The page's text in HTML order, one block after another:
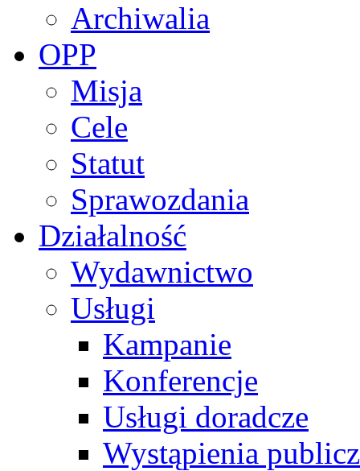
Archiwalia
OPP
Misja
Cele
Statut
Sprawozdania
Działalność
Wydawnictwo
Usługi
Kampanie
Konferencje
Usługi doradcze
Wystąpienia